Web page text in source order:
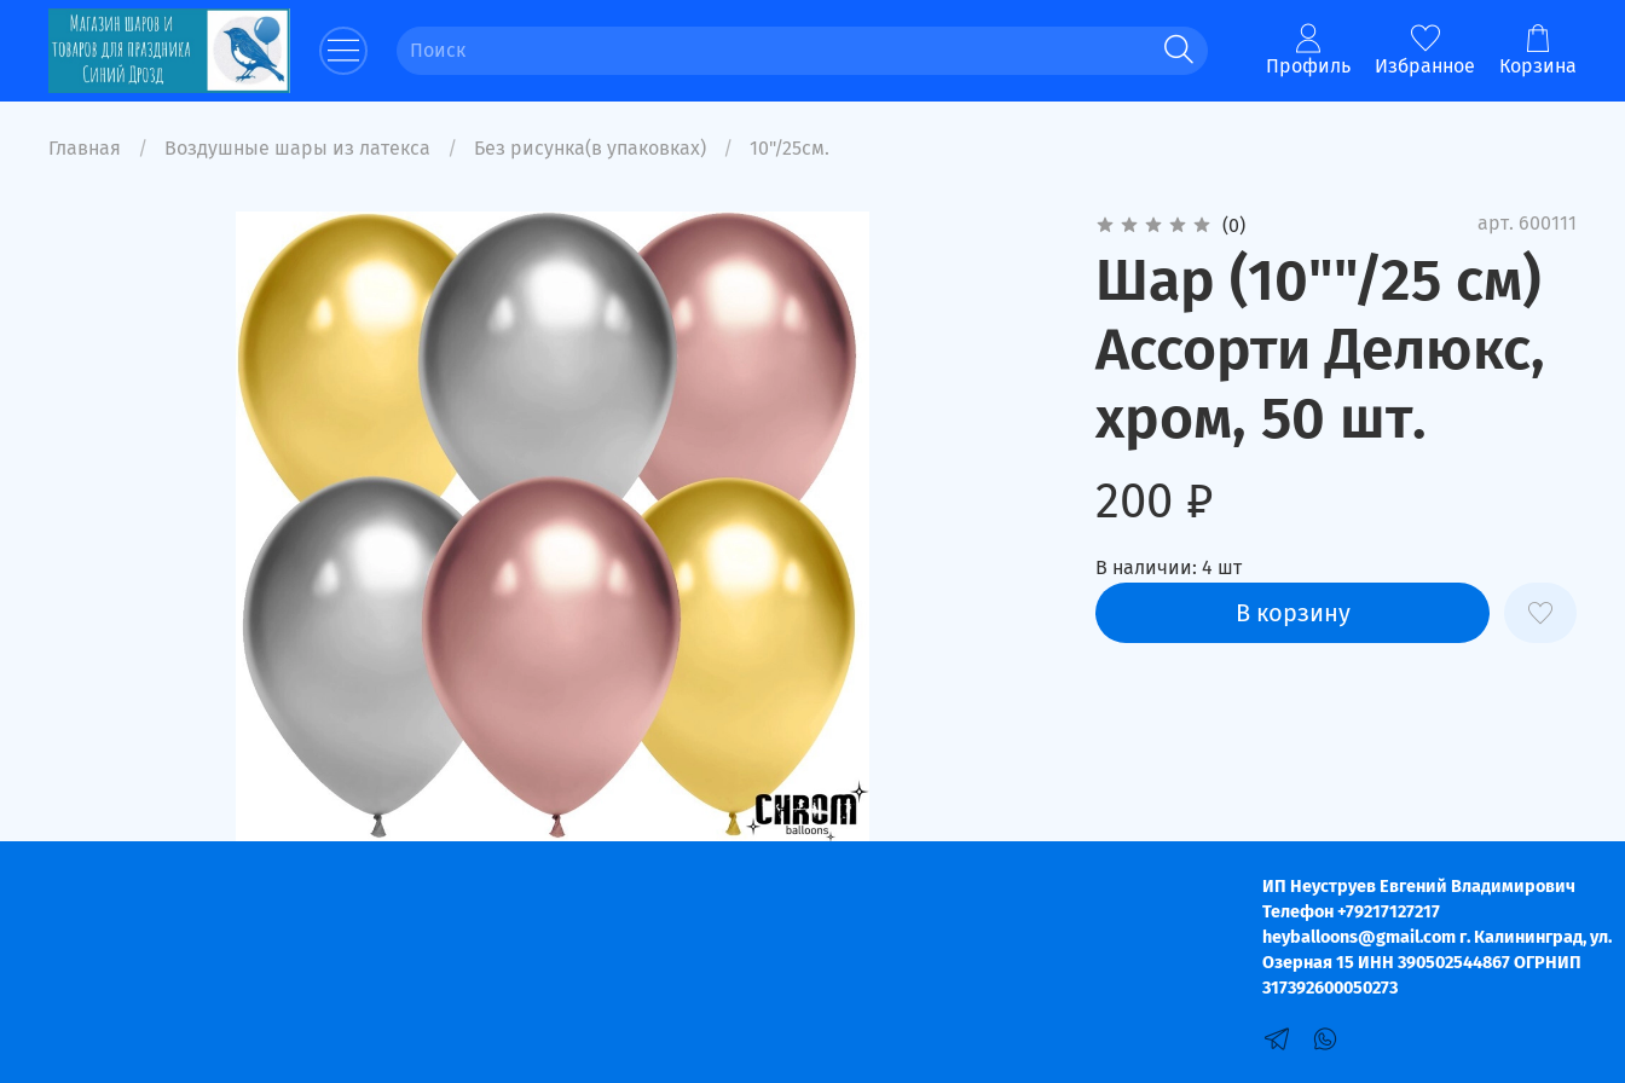
Профиль Избранное Корзина
Главная Воздушные шары из латекса Без рисунка(в упаковках) 10"/25см.
(0) арт. 600111
Шар (10""/25 см)
Ассорти Делюкс,
хром, 50 шт.
200 ₽
В наличии: 4 шт
В корзину
ИП Неуструев Евгений Владимирович
Телефон +79217127217
heyballoons@gmail.com г. Калининград, ул.
Озерная 15 ИНН 390502544867 ОГРНИП
317392600050273